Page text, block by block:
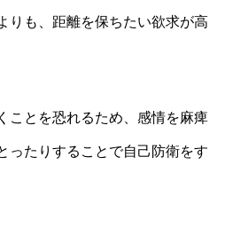
りも、距離を保ちたい欲求が高
ことを恐れるため、感情を麻痺
ったりすることで自己防衛をす